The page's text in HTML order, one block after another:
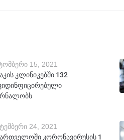
15, 2021
კლინიკებში 132
24, 2021
კორონავირუსის 1